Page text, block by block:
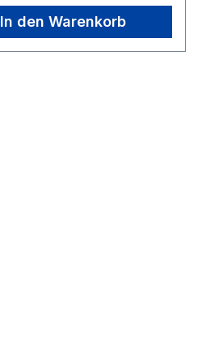
In den Warenkorb